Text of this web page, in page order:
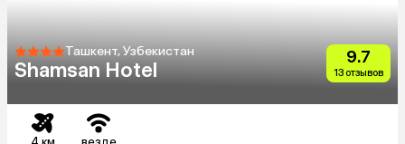
Ташкент, Узбекистан
Shamsan Hotel
9.7
13 отзывов